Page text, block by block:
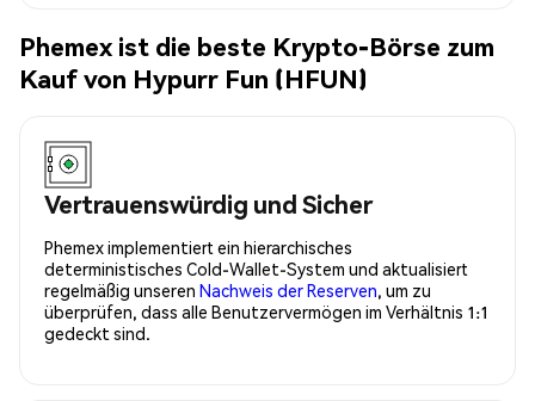
Phemex ist die beste Krypto-Börse zum
Kauf von Hypurr Fun (HFUN)
Vertrauenswürdig und Sicher
Phemex implementiert ein hierarchisches
deterministisches Cold-Wallet-System und aktualisiert
regelmäßig unseren Nachweis der Reserven, um zu
überprüfen, dass alle Benutzervermögen im Verhältnis 1:1
gedeckt sind.